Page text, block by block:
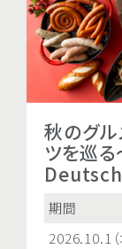
秋のグル
ツを巡
期間
2026.10.1（